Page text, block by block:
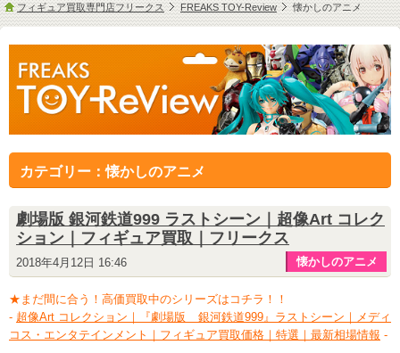
フィギュア買取専門店フリークス FREAKS TOY-Review 懐かしのアニメ
カテゴリー：懐かしのアニメ
劇場版 銀河鉄道999 ラストシーン｜超像Art コレク
ション｜フィギュア買取｜フリークス
2018年4月12日 16:46 懐かしのアニメ
★まだ間に合う！高価買取中のシリーズはコチラ！！
- 超像Art コレクション｜『劇場版 銀河鉄道999』ラストシーン｜メディ
コス・エンタテインメント｜フィギュア買取価格｜特選｜最新相場情報 -